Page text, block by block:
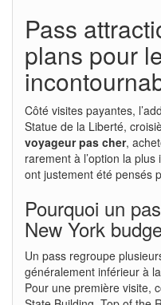
Pass
plans pour
Côté visites payantes,
Statue de la Liberté,
voyageur pas cher,
rarement à l’option la
ont justement été pensés
Pourquoi un
New York
Un pass regroupe
généralement inférieur à
Pour une première visite,